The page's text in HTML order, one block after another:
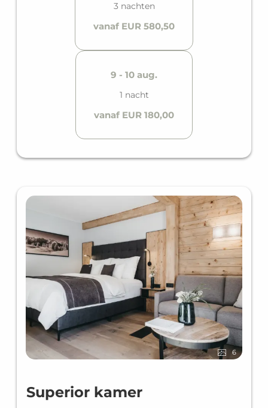
3 nachten
vanaf EUR 580,50
9 - 10 aug.
1 nacht
vanaf EUR 180,00
6
Superior kamer